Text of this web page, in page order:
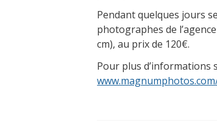
Pendant quelques jours
photographes de
cm), au prix de 120€.
Pour plus d’informations